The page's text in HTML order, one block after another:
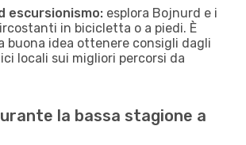
escursionismo: esplora Bojnurd e i
in bicicletta o a piedi. È
buona idea ottenere consigli dagli
locali sui migliori percorsi da
la bassa stagione a